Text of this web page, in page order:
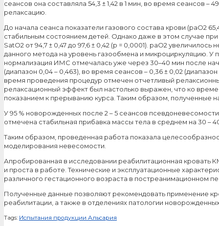
сеансов она составляла 54,3 ± 1,42 в 1 мин, во время сеансов –
релаксацию.
До начала сеанса показатели газового состава крови (рaО2
стабильным состоянием детей. Однако даже в этом случае
SatО2 от 94,7 ± 0,47 до 97,6 ± 0,42 (р = 0,0001). рaО2
данного метода на уровень газообмена и микроциркуляцию.
нормализация ИМС отмечалась уже через 30–40 мин после
(диапазон 0,04 – 0,463), во время сеансов – 0,36 ± 0,02
время проведения процедур отмечен отчетливый
релаксационный эффект был настолько выражен, что ко
показанием к прерыванию курса. Таким образом, полученные
У 95 % новорожденных после 2 – 5 сеансов
отмечена стабильная прибавка массы тела в среднем на 30 – 40
Таким образом, проведенная работа показала
моделирования невесомости.
Апробированная в исследовании реабилитационная кровать
и проста в работе. Технические и эксплуатационные
различного гестационного возраста в постреанимационном
Полученные данные позволяют рекомендовать применение
реабилитации, а также в отделениях патологии
Tags: Испытания продукции Альсария